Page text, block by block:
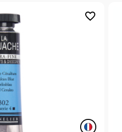
favorite_border